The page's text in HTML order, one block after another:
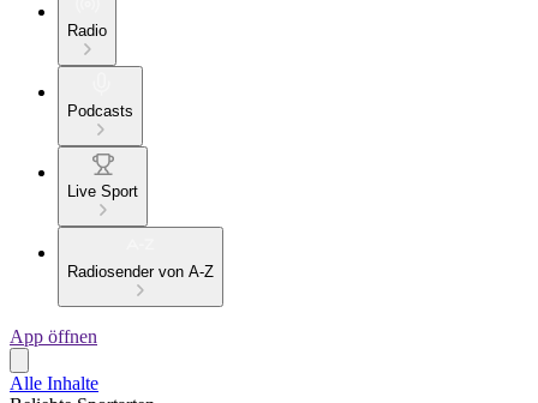
Radio
Podcasts
Live Sport
Radiosender von A-Z
App öffnen
Alle Inhalte